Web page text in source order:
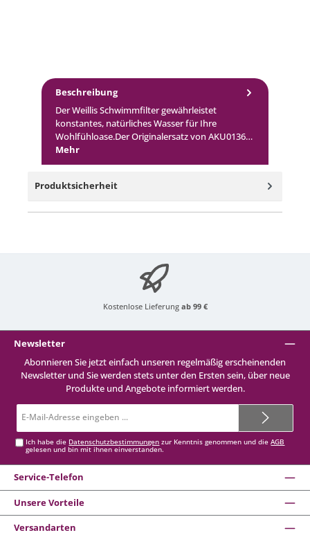
Beschreibung
Der Weillis Schwimmfilter gewährleistet
konstantes, natürliches Wasser für Ihre
Wohlfühloase.Der Originalersatz von AKU0136…
Mehr
Produktsicherheit
Kostenlose Lieferung ab 99 €
Newsletter
Abonnieren Sie jetzt einfach unseren regelmäßig erscheinenden
Newsletter und Sie werden stets unter den Ersten sein, über neue
Produkte und Angebote informiert werden.
Mail-
Ich habe die Datenschutzbestimmungen zur Kenntnis genommen und dieAGB
gelesen und bin mit ihnen einverstanden.
Service-Telefon
Unsere Vorteile
Versandarten